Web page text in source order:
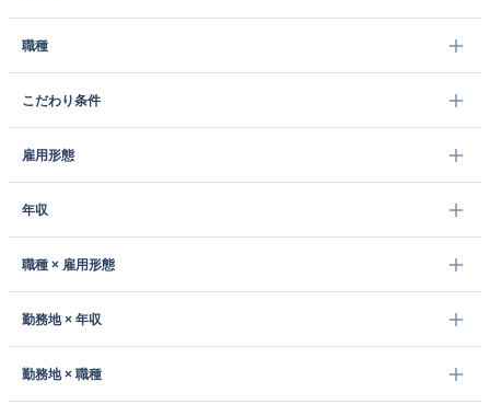
職種
こだわり条件
雇用形態
年収
職種 × 雇用形態
勤務地 × 年収
勤務地 × 職種